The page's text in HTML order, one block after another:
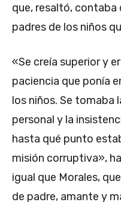
que, resaltó, contaba
padres de los niños
«Se creía superior y
paciencia que ponía
los niños. Se tomaba
personal y la
hasta qué punto
misión corruptiva»,
igual que Morales,
de padre, amante y